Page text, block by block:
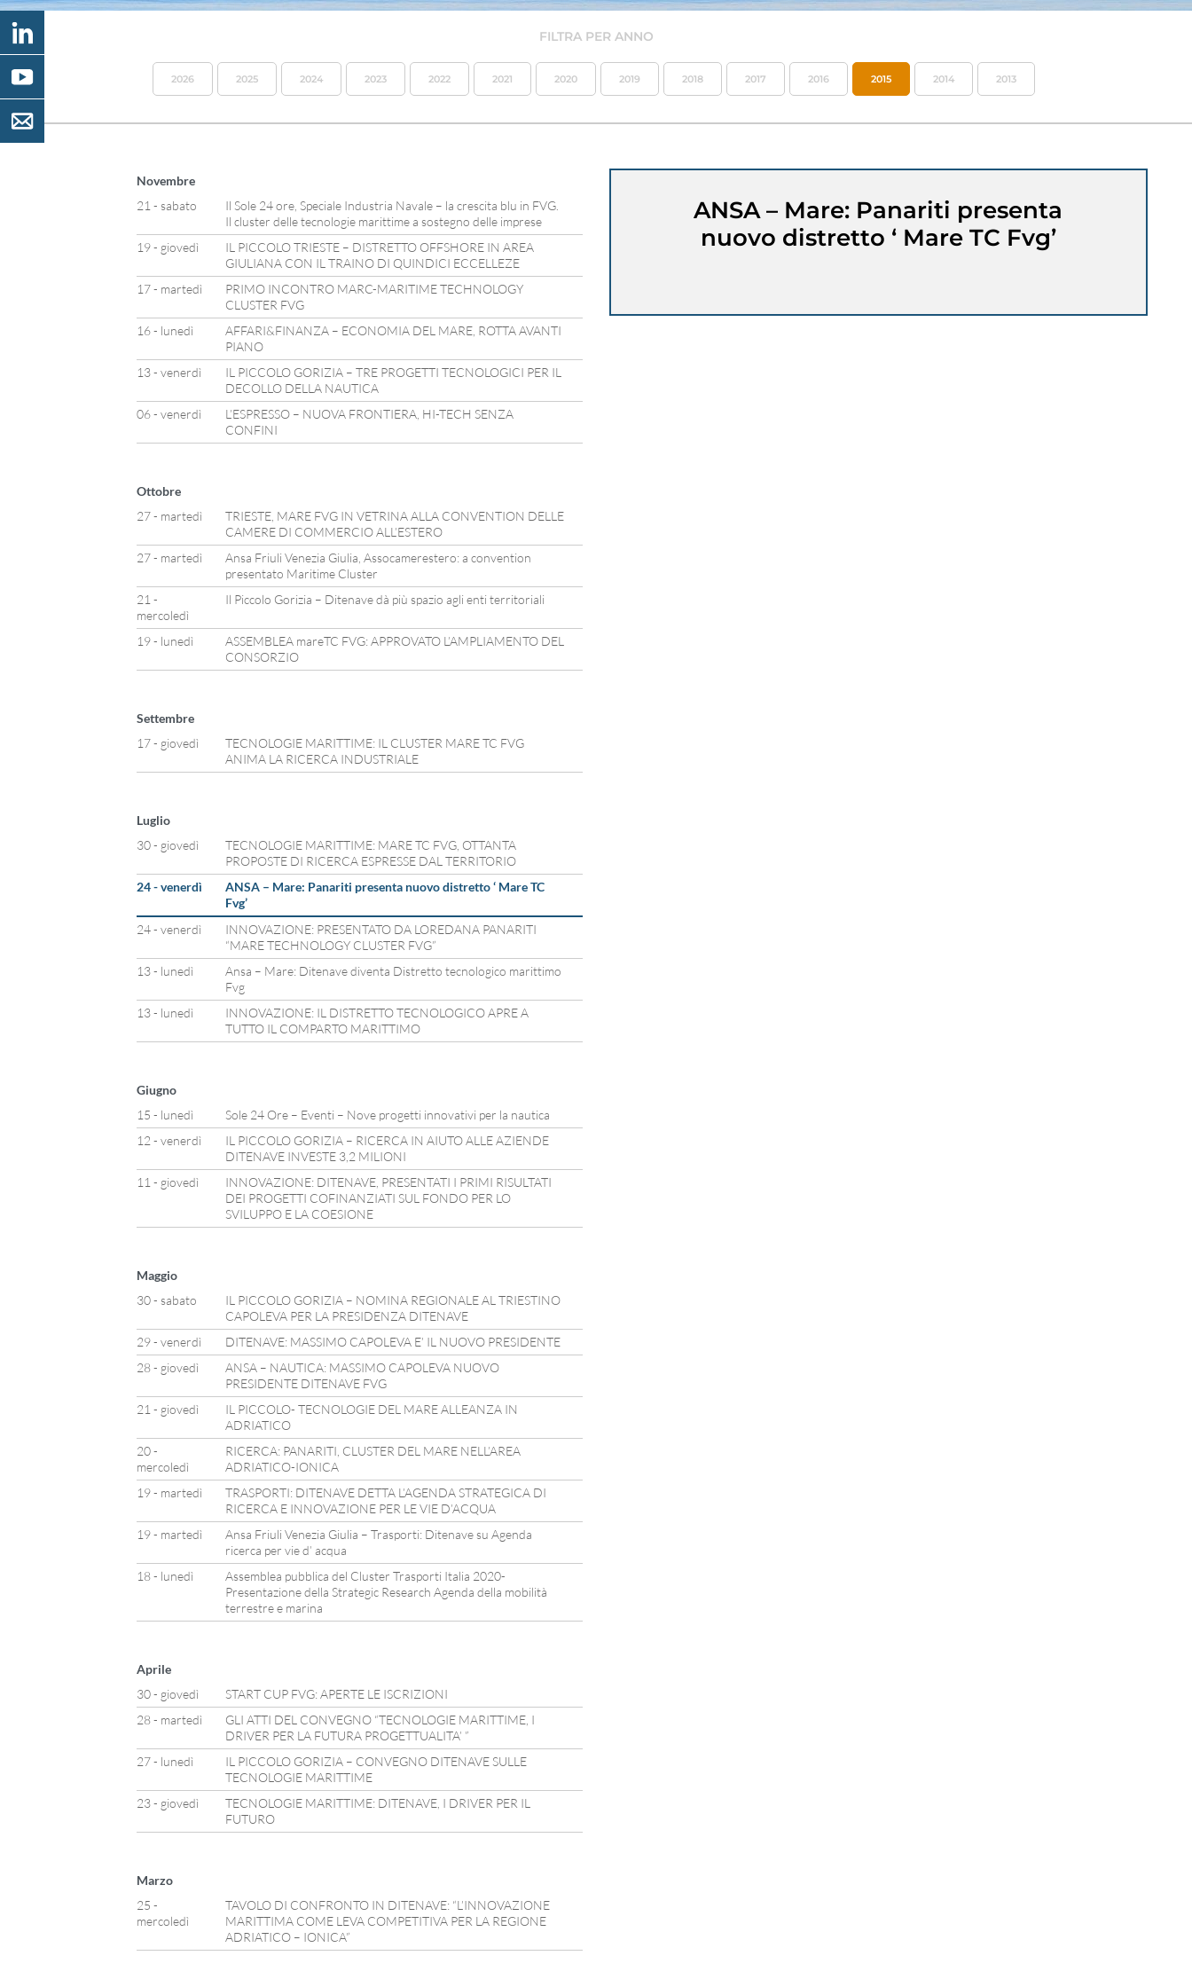
FILTRA PER ANNO
2026 2025 2024 2023 2022 2021 2020 2019 2018 2017 2016 2015 2014 2013
Novembre
21 - sabato
Il Sole 24 ore, Speciale Industria Navale – la crescita blu in FVG.
Il cluster delle tecnologie marittime a sostegno delle imprese
19 - giovedì
IL PICCOLO TRIESTE – DISTRETTO OFFSHORE IN AREA
GIULIANA CON IL TRAINO DI QUINDICI ECCELLEZE
17 - martedì
PRIMO INCONTRO MARC-MARITIME TECHNOLOGY
CLUSTER FVG
16 - lunedì
AFFARI&FINANZA – ECONOMIA DEL MARE, ROTTA AVANTI
PIANO
13 - venerdì
IL PICCOLO GORIZIA – TRE PROGETTI TECNOLOGICI PER IL
DECOLLO DELLA NAUTICA
06 - venerdì
L’ESPRESSO – NUOVA FRONTIERA, HI-TECH SENZA
CONFINI
Ottobre
27 - martedì
TRIESTE, MARE FVG IN VETRINA ALLA CONVENTION DELLE
CAMERE DI COMMERCIO ALL’ESTERO
27 - martedì
Ansa Friuli Venezia Giulia, Assocamerestero: a convention
presentato Maritime Cluster
21 -
mercoledì
Il Piccolo Gorizia – Ditenave dà più spazio agli enti territoriali
19 - lunedì
ASSEMBLEA mareTC FVG: APPROVATO L’AMPLIAMENTO DEL
CONSORZIO
Settembre
17 - giovedì
TECNOLOGIE MARITTIME: IL CLUSTER MARE TC FVG
ANIMA LA RICERCA INDUSTRIALE
Luglio
30 - giovedì
TECNOLOGIE MARITTIME: MARE TC FVG, OTTANTA
PROPOSTE DI RICERCA ESPRESSE DAL TERRITORIO
24 - venerdì
ANSA – Mare: Panariti presenta nuovo distretto ‘ Mare TC
Fvg’
24 - venerdì
INNOVAZIONE: PRESENTATO DA LOREDANA PANARITI
“MARE TECHNOLOGY CLUSTER FVG”
13 - lunedì
Ansa – Mare: Ditenave diventa Distretto tecnologico marittimo
Fvg
13 - lunedì
INNOVAZIONE: IL DISTRETTO TECNOLOGICO APRE A
TUTTO IL COMPARTO MARITTIMO
Giugno
15 - lunedì
Sole 24 Ore – Eventi – Nove progetti innovativi per la nautica
12 - venerdì
IL PICCOLO GORIZIA – RICERCA IN AIUTO ALLE AZIENDE
DITENAVE INVESTE 3,2 MILIONI
11 - giovedì
INNOVAZIONE: DITENAVE, PRESENTATI I PRIMI RISULTATI
DEI PROGETTI COFINANZIATI SUL FONDO PER LO
SVILUPPO E LA COESIONE
Maggio
30 - sabato
IL PICCOLO GORIZIA – NOMINA REGIONALE AL TRIESTINO
CAPOLEVA PER LA PRESIDENZA DITENAVE
29 - venerdì
DITENAVE: MASSIMO CAPOLEVA E’ IL NUOVO PRESIDENTE
28 - giovedì
ANSA – NAUTICA: MASSIMO CAPOLEVA NUOVO
PRESIDENTE DITENAVE FVG
21 - giovedì
IL PICCOLO- TECNOLOGIE DEL MARE ALLEANZA IN
ADRIATICO
20 -
mercoledì
RICERCA: PANARITI, CLUSTER DEL MARE NELL’AREA
ADRIATICO-IONICA
19 - martedì
TRASPORTI: DITENAVE DETTA L’AGENDA STRATEGICA DI
RICERCA E INNOVAZIONE PER LE VIE D’ACQUA
19 - martedì
Ansa Friuli Venezia Giulia – Trasporti: Ditenave su Agenda
ricerca per vie d’ acqua
18 - lunedì
Assemblea pubblica del Cluster Trasporti Italia 2020-
Presentazione della Strategic Research Agenda della mobilità
terrestre e marina
Aprile
30 - giovedì
START CUP FVG: APERTE LE ISCRIZIONI
28 - martedì
GLI ATTI DEL CONVEGNO “TECNOLOGIE MARITTIME, I
DRIVER PER LA FUTURA PROGETTUALITA’ ”
27 - lunedì
IL PICCOLO GORIZIA – CONVEGNO DITENAVE SULLE
TECNOLOGIE MARITTIME
23 - giovedì
TECNOLOGIE MARITTIME: DITENAVE, I DRIVER PER IL
FUTURO
Marzo
25 -
mercoledì
TAVOLO DI CONFRONTO IN DITENAVE: “L’INNOVAZIONE
MARITTIMA COME LEVA COMPETITIVA PER LA REGIONE
ADRIATICO – IONICA”
ANSA – Mare: Panariti presenta
nuovo distretto ‘ Mare TC Fvg’